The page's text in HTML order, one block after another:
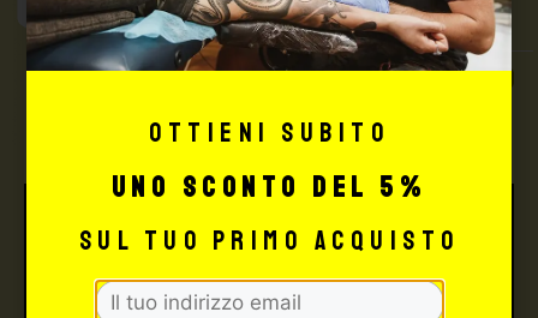
Tattoo Supply
TUTTO PER IL TUO
Ottieni subito
uno sconto del 5%
sul tuo primo acquisto